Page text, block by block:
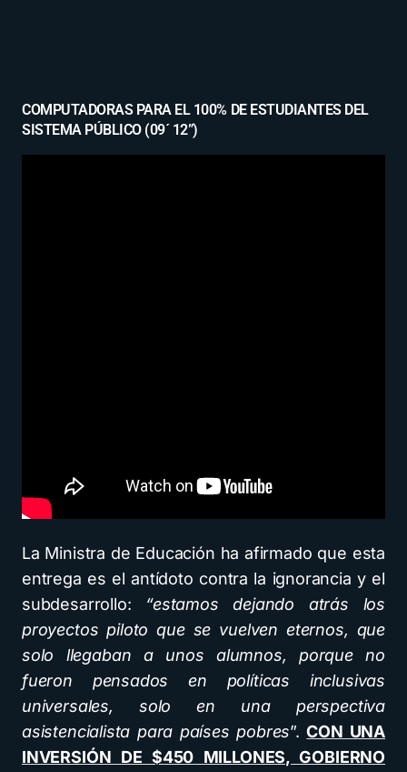
COMPUTADORAS PARA EL 100% DE ESTUDIANTES DEL
SISTEMA PÚBLICO (09´ 12”)
La Ministra de Educación ha afirmado que esta
entrega es el antídoto contra la ignorancia y el
subdesarrollo: “estamos dejando atrás los
proyectos piloto que se vuelven eternos, que
solo llegaban a unos alumnos, porque no
fueron pensados en políticas inclusivas
universales, solo en una perspectiva
asistencialista para países pobres”.CON UNA
INVERSIÓN DE $450 MILLONES, GOBIERNO